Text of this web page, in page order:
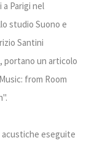
a Parigi nel
studio Suono e
Santini
portano un articolo
from Room
acustiche eseguite